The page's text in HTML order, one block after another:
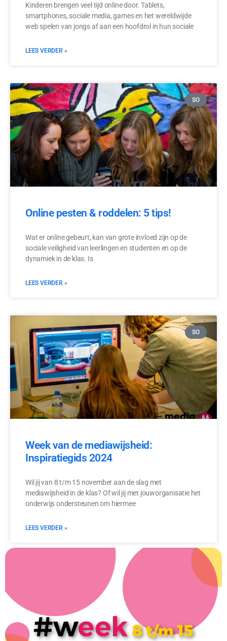
Kinderen brengen veel tijd online door. Tablets,
smartphones, sociale media, games en het wereldwijde
web spelen van jongs af aan een hoofdrol in hun sociale
LEES VERDER »
SO
Online pesten & roddelen: 5 tips!
Wat er online gebeurt, kan van grote invloed zijn op de
sociale veiligheid van leerlingen en studenten en op de
dynamiek in de klas. Is
LEES VERDER »
SO
Week van de mediawijsheid:
Inspiratiegids 2024
Wil jij van 8 t/m 15 november aan de slag met
mediawijsheid in de klas? Of wil jij met jouworganisatie het
onderwijs ondersteunen om hiermee
LEES VERDER »